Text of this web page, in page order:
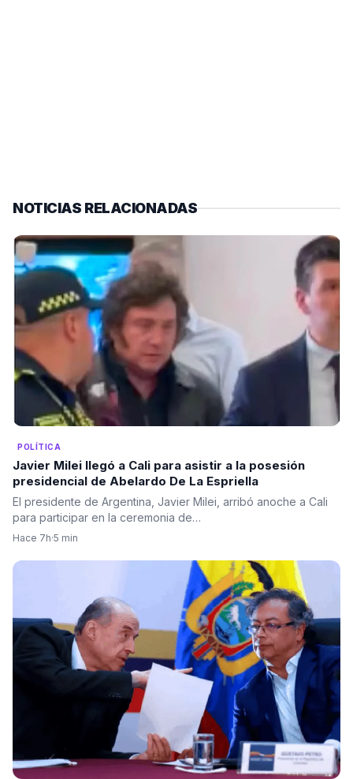
NOTICIAS RELACIONADAS
POLÍTICA
Javier Milei llegó a Cali para asistir a la posesión
presidencial de Abelardo De La Espriella
El presidente de Argentina, Javier Milei, arribó anoche a Cali
para participar en la ceremonia de…
Hace 7h·5 min